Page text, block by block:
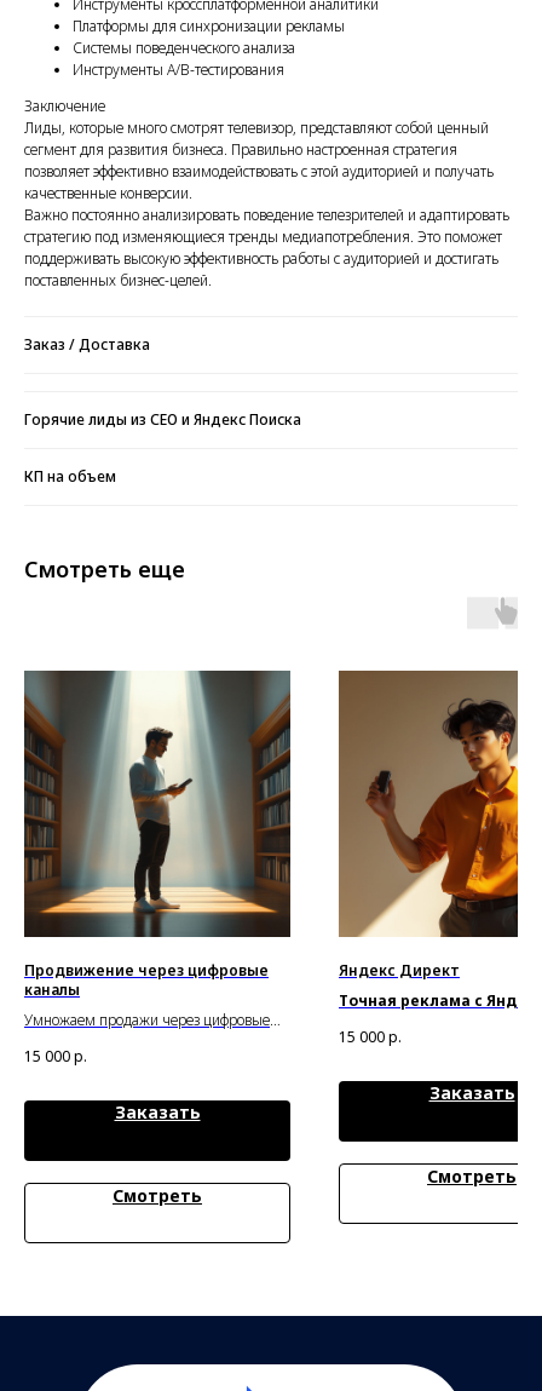
Инструменты кроссплатформенной аналитики
Платформы для синхронизации рекламы
Системы поведенческого анализа
Инструменты A/B-тестирования
Заключение
Лиды, которые много смотрят телевизор, представляют собой ценный
сегмент для развития бизнеса. Правильно настроенная стратегия
позволяет эффективно взаимодействовать с этой аудиторией и получать
качественные конверсии.
Важно постоянно анализировать поведение телезрителей и адаптировать
стратегию под изменяющиеся тренды медиапотребления. Это поможет
поддерживать высокую эффективность работы с аудиторией и достигать
поставленных бизнес-целей.
Заказ / Доставка
Горячие лиды из СЕО и Яндекс Поиска
КП на объем
Смотреть еще
Продвижение через цифровые
каналы
Умножаем продажи через цифровые
вашему успеху
15 000р.
Заказать
Смотреть
Яндекс Директ
Точная реклама с
15 000р.
Заказать
Смотреть